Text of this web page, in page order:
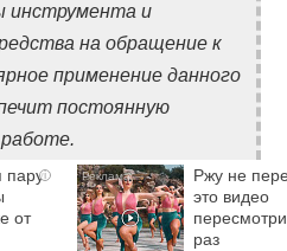
инструмента и
на обращение к
применение данного
постоянную
i
пару
от
Ржу не
это видео
раз